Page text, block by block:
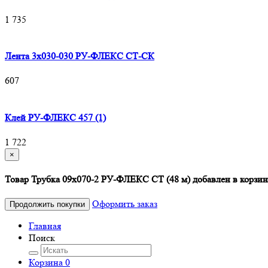
1 735
Лента 3х030-030 РУ-ФЛЕКС СТ-СК
607
Клей РУ-ФЛЕКС 457 (1)
1 722
×
Товар Трубка 09х070-2 РУ-ФЛЕКС СТ (48 м) добавлен в
Продолжить покупки
Оформить заказ
Главная
Поиск
Корзина 0